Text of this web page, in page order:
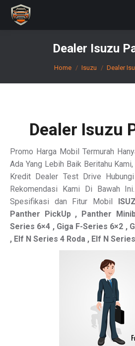
Dealer Isuzu
You are here:
Home Isuzu Dealer
Dealer Isuzu
Promo Harga Mobil Termurah
Ada Yang Lebih Baik Beritahu
Kredit Dealer Test Drive
Rekomendasi Kami Di Bawah
Spesifikasi dan Fitur Mobil
Panther PickUp , Panther
Series 6×4 , Giga F-Series 6×2 ,
, Elf N Series 4 Roda , Elf N